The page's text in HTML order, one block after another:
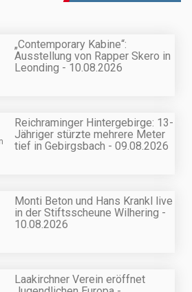
„Contemporary Kabine“:
Ausstellung von Rapper Skero in
Leonding - 10.08.2026
Reichraminger Hintergebirge: 13-
Jähriger stürzte mehrere Meter
tief in Gebirgsbach - 09.08.2026
Monti Beton und Hans Krankl live
in der Stiftsscheune Wilhering -
10.08.2026
Laakirchner Verein eröffnet